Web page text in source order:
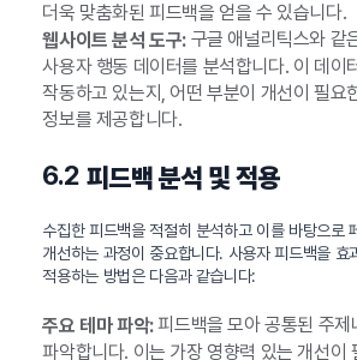
더욱 맞춤화된 피드백을 얻을 수 있습니다.
웹사이트 분석 도구:구글 애널리틱스와 같
사용자 행동 데이터를 분석합니다. 이 데이
작동하고 있는지, 어떤 부분이 개선이 필요
정보를 제공합니다.
6.2 피드백 분석 및 적용
수집한 피드백을 적절히 분석하고 이를 바탕으로
개선하는 과정이 중요합니다. 사용자 피드백을 효
적용하는 방법은 다음과 같습니다:
주요 테마 파악:피드백을 모아 공통된 주제
파악합니다. 이는 가장 영향력 있는 개선이